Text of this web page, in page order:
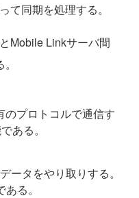
て同期を処理する。
Mobile Linkサーバ間
プロトコルで通信す
ある。
ータをやり取りする。
る。